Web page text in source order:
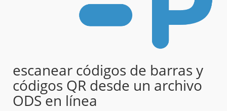
escanear códigos de barras y
códigos QR desde un archivo
ODS en línea